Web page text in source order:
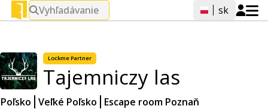
Vyhľadávanie sk
LockmePartner
Tajemniczy las
Poľsko Veľké Poľsko
Escape room Poznaň